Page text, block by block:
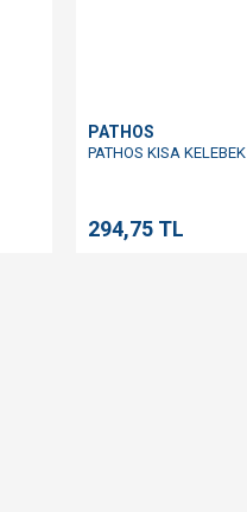
PATHOS
PATHOS KISA KELEBEK
294,75 TL